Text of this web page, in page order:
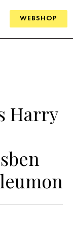
WEBSHOP
Harry